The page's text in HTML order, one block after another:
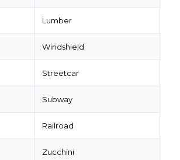
Lumber
Windshield
Streetcar
Subway
Railroad
Zucchini